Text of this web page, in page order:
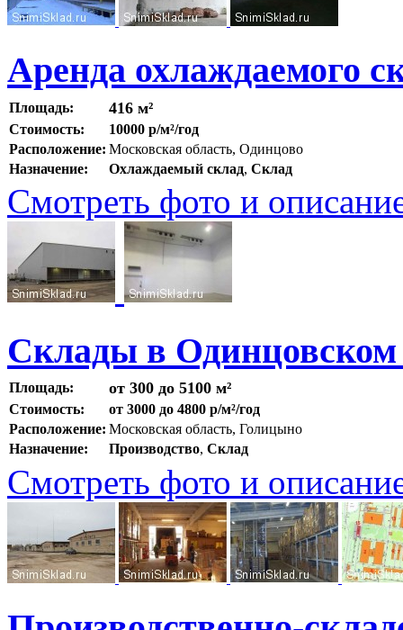
Аренда охлаждаемого
Площадь: 416 м²
Стоимость:
10000 р/м²/год
Расположение: Московская область, Одинцово
Назначение:
Охлаждаемый склад, Склад
Смотреть фото и
Склады в Одинцовском
Площадь: от 300 до 5100 м²
Стоимость:
от 3000 до 4800 р/м²/год
Расположение: Московская область, Голицыно
Назначение:
Производство, Склад
Смотреть фото и